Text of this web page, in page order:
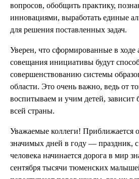
вопросов, обобщить практику,
инновациями, выработать единые
для решения поставленных задач.
Уверен, что сформированные в ходе
совещания инициативы будут
совершенствованию системы
области. Это очень важно, ведь от
воспитываем и учим детей, зависит
всей страны.
Уважаемые коллеги! Приближается
значимых дней в году — праздник, с
человека начинается дорога в мир
сентября тысячи тюменских